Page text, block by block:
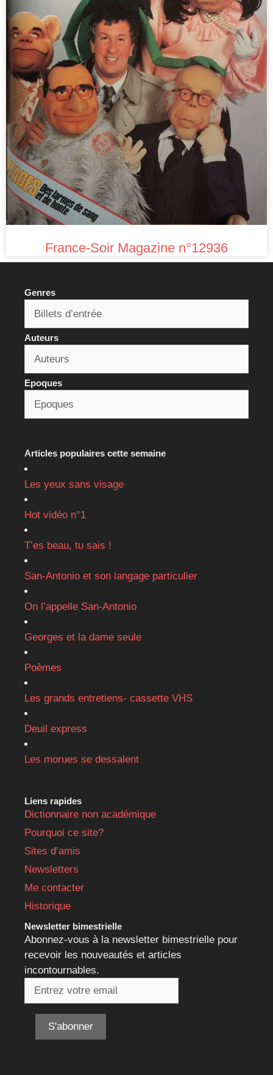
France-Soir Magazine n°12936
Genres
Auteurs
Epoques
Articles populaires cette semaine
Les yeux sans visage
Hot vidéo n°1
T’es beau, tu sais !
San-Antonio et son langage particulier
On l’appelle San-Antonio
Georges et la dame seule
Poèmes
Les grands entretiens- cassette VHS
Deuil express
Les morues se dessalent
Liens rapides
Dictionnaire non académique
Pourquoi ce site?
Sites d’amis
Newsletters
Me contacter
Historique
Newsletter bimestrielle
Abonnez-vous à la newsletter bimestrielle pour
recevoir les nouveautés et articles
incontournables.